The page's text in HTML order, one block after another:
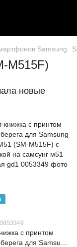
Samsung
M515F)
новые
с принтом
для Samsung